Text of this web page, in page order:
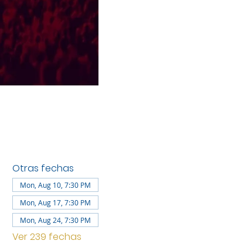
Otras fechas
Mon, Aug 10, 7:30 PM
Mon, Aug 17, 7:30 PM
Mon, Aug 24, 7:30 PM
Ver 239 fechas